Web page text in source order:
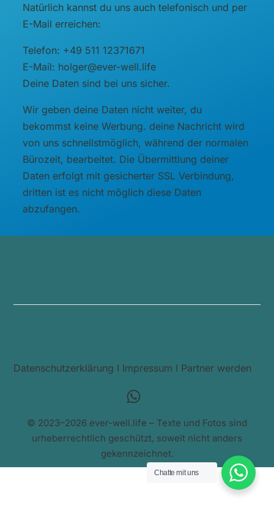
Natürlich kannst du uns auch telefonisch und per
E-Mail erreichen:
Telefon: +49 511 12371671
E-Mail: holger@ever-well.life
Deine Daten sind bei uns sicher.
Wir geben deine Daten nicht weiter, du
bekommst keine Werbung. deine Nachricht wird
von uns schnellstmöglich, während der normalen
Bürozeit, bearbeitet. Die Übermittlung deiner
Daten erfolgt mit gesicherter SSL Verbindung,
dritten ist es nicht möglich diese Daten
abzufangen.
Datenschutzerklärung I Impressum I Partner werden
© 2023–2026 ever-well.life – Texte und Fotos sind
urheberrechtlich geschützt, soweit nicht anders
gekennzeichnet.
Chatte mit uns